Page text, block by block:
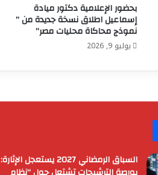
بحضور الإعلامية دكتور ميادة
إسماعيل اطلاق نسخة جديدة من ”
نموذج محاكاة محليات مصر”
يوليو 9, 2026
السباق الرمضاني 2027 يستعجل الإثارة: